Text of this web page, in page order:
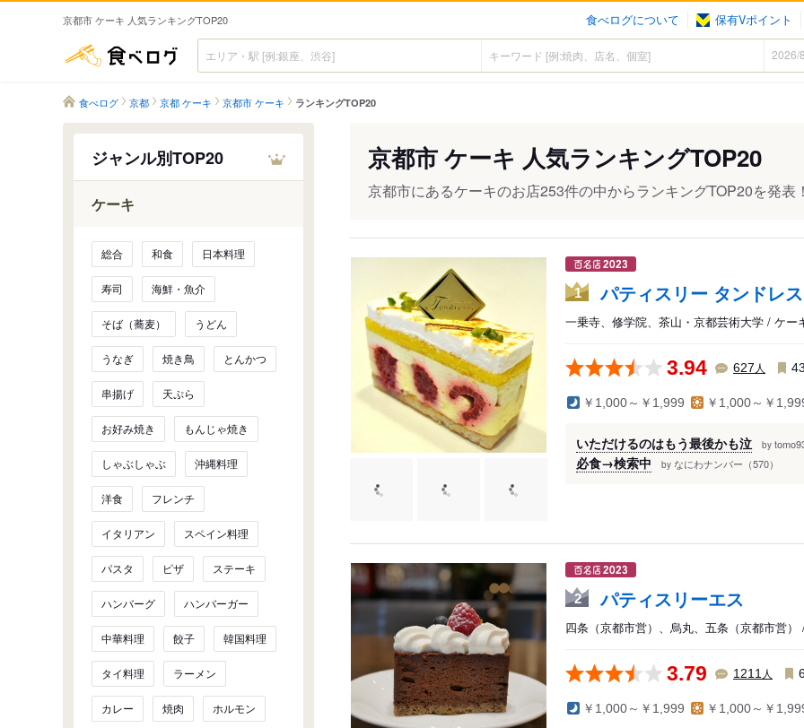
京都市 ケーキ 人気ランキングTOP20 食べログについて 保有Vポイント
食べログ
食べログ 京都 京都 ケーキ 京都市 ケーキ ランキングTOP20
ジャンル別TOP20
ケーキ
総合 和食 日本料理
寿司 海鮮・魚介
そば（蕎麦） うどん
うなぎ 焼き鳥 とんかつ
串揚げ 天ぷら
お好み焼き もんじゃ焼き
しゃぶしゃぶ 沖縄料理
洋食 フレンチ
イタリアン スペイン料理
パスタ ピザ ステーキ
ハンバーグ ハンバーガー
中華料理 餃子 韓国料理
タイ料理 ラーメン
カレー 焼肉 ホルモン
京都市 ケーキ 人気ランキングTOP20
京都市にあるケーキのお店253件の中からランキングTOP20を発表！
1 パティスリー タンドレス
一乗寺、修学院、茶山・京都芸術大学 / ケー
3.94 627 人
￥1,000～￥1,999 ￥1,000～￥
いただけるのはもう最後かも泣 by
必食→検索中 by なにわナンバー（570）
2 パティスリーエス
四条（京都市営）、烏丸、五条（京都市営）
3.79 1211 人
￥1,000～￥1,999 ￥1,000～￥